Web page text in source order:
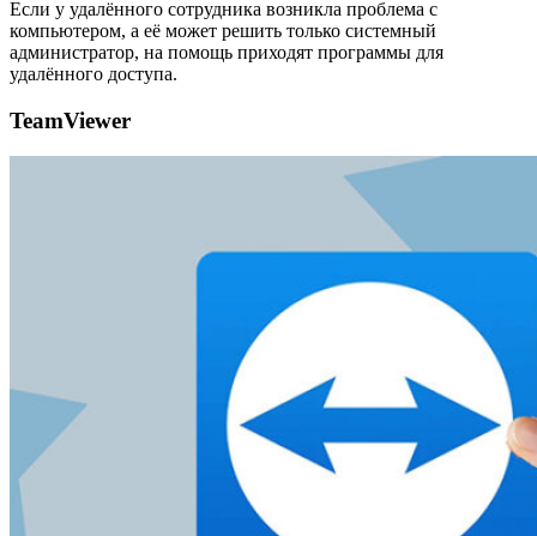
Если у удалённого сотрудника возникла проблема с
компьютером, а её может решить только системный
администратор, на помощь приходят программы для
удалённого доступа.
TeamViewer